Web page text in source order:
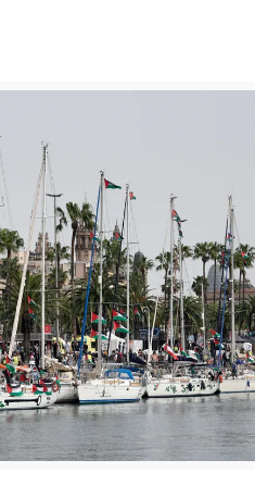
الوصول إلى بيوتنا أو
علاج السرطان
الذكرى السنوية الثانية لبدء
بيدرو سانشيز ثمن مواقفه في
جواسيس بالقطعة..